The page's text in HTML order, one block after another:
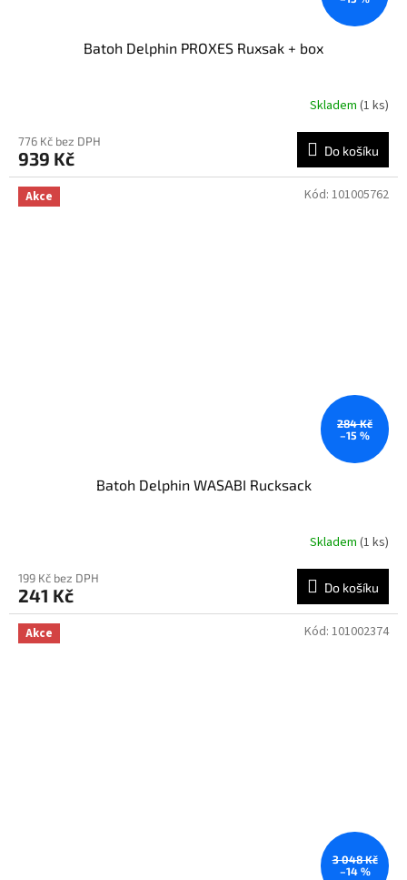
Batoh Delphin PROXES Ruxsak + box
Skladem (1 ks)
776 Kč bez DPH
939 Kč Do košíku
Akce
284 Kč
–15 %
Batoh Delphin WASABI Rucksack
Skladem (1 ks)
199 Kč bez DPH
241 Kč Do košíku
Kód: 101005762
Akce
3 048 Kč
–14 %
Kód: 101002374